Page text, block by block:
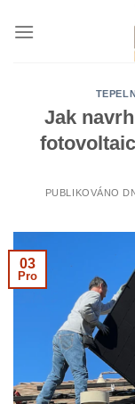
Jak
PUBLIKOVÁNO
03
Pro